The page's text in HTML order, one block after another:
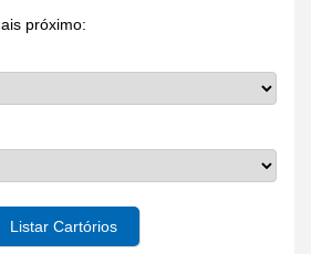
próximo:
Listar Cartórios